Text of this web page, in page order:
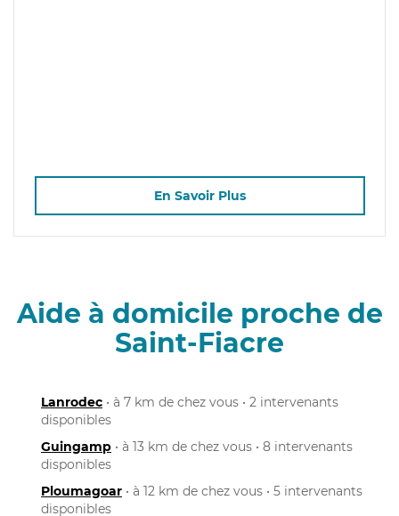
En Savoir Plus
Aide à domicile proche de
Saint-Fiacre
Lanrodec • à 7 km de chez vous • 2 intervenants
disponibles
Guingamp • à 13 km de chez vous • 8 intervenants
disponibles
Ploumagoar • à 12 km de chez vous • 5 intervenants
disponibles